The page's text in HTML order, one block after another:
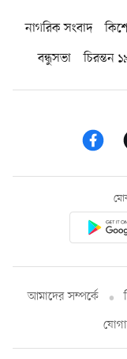
নাগরিক সংবাদ
বন্ধুসভা
চিরন্তন
আমাদের সম্পর্কে